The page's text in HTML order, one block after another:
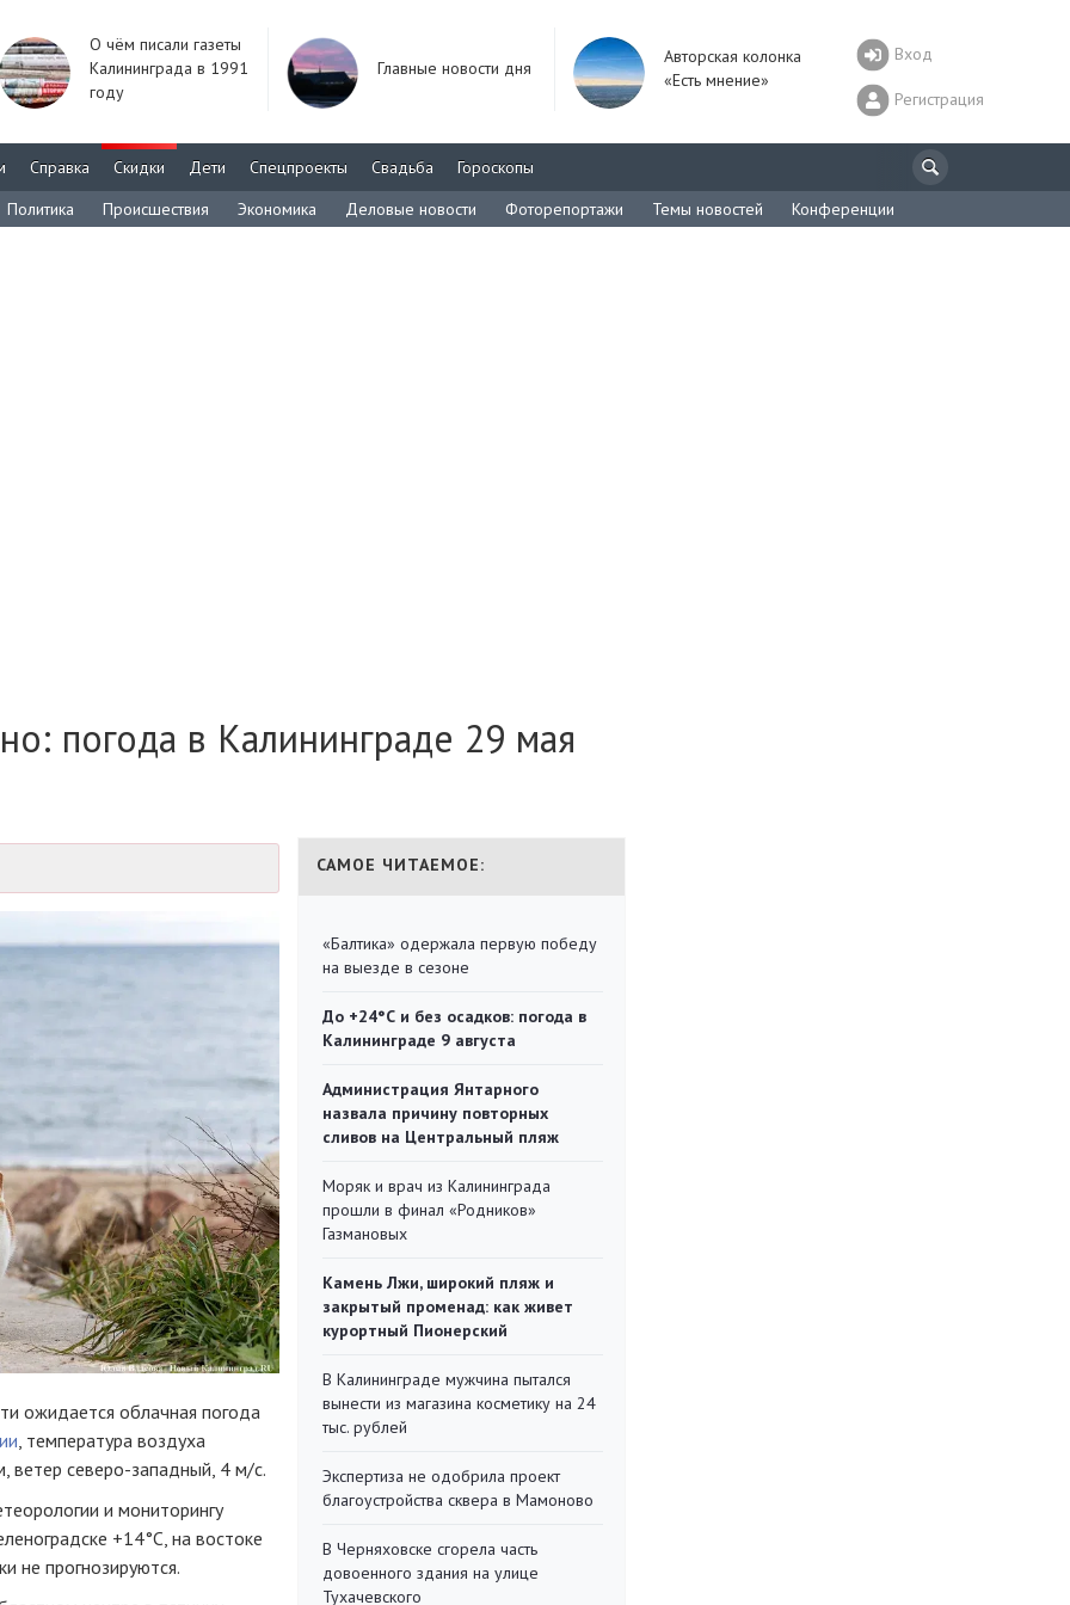
О чём писали газеты
Калининграда в 1991
году
Главные новости дня
Авторская колонка
«Есть мнение»
Вход
Регистрация
Справка Скидки Дети Спецпроекты Свадьба
Гороскопы
Политика
Происшествия Экономика Деловые новости Фоторепортажи Темы новостей Конференции
погода в Калининграде 29 мая
ожидается облачная погода
, температура воздуха
ветер северо-западный, 4 м/с.
и мониторингу
+14°C, на востоке
не прогнозируются.
САМОЕ ЧИТАЕМОЕ:
«Балтика» одержала первую победу
на выезде в сезоне
До +24°С и без осадков: погода в
Калининграде 9 августа
Администрация Янтарного
назвала причину повторных
сливов на Центральный пляж
Моряк и врач из Калининграда
прошли в финал «Родников»
Газмановых
Камень Лжи, широкий пляж и
закрытый променад: как живет
курортный Пионерский
В Калининграде мужчина пытался
вынести из магазина косметику на 24
тыс. рублей
Экспертиза не одобрила проект
благоустройства сквера в Мамоново
В Черняховске сгорела часть
довоенного здания на улице
Тухачевского